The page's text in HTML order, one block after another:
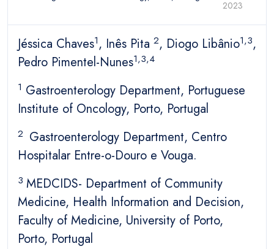
2023
Jéssica Chaves1, Inês Pita 2, Diogo Libânio1,3,
Pedro Pimentel-Nunes1,3,4
1 Gastroenterology Department, Portuguese
Institute of Oncology, Porto, Portugal
2 Gastroenterology Department, Centro
Hospitalar Entre-o-Douro e Vouga.
3 MEDCIDS- Department of Community
Medicine, Health Information and Decision,
Faculty of Medicine, University of Porto,
Porto, Portugal